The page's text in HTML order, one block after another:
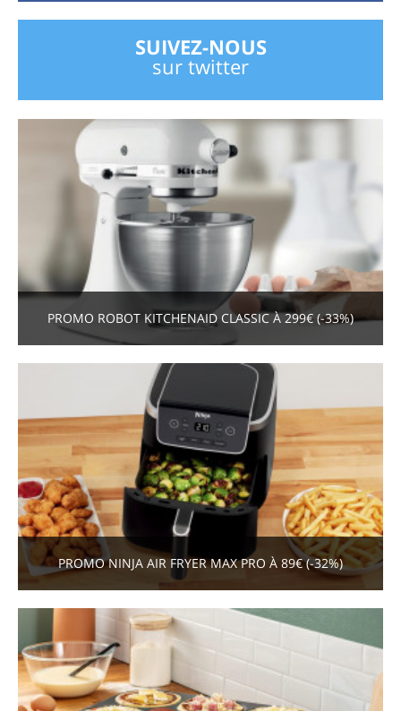
SUIVEZ-NOUS
sur twitter
PROMO ROBOT KITCHENAID CLASSIC À 299€ (-33%)
PROMO NINJA AIR FRYER MAX PRO À 89€ (-32%)